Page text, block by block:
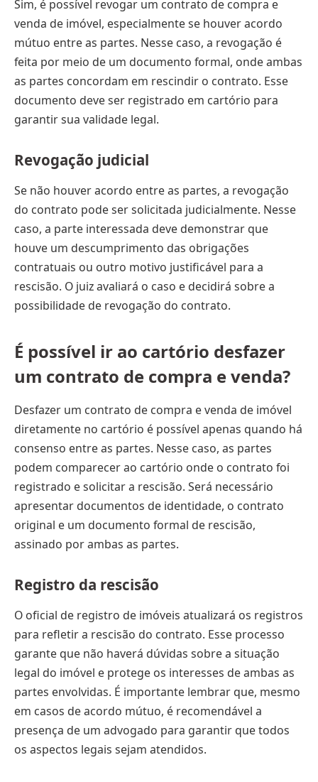
Sim, é possível revogar um contrato de compra e
venda de imóvel, especialmente se houver acordo
mútuo entre as partes. Nesse caso, a revogação é
feita por meio de um documento formal, onde ambas
as partes concordam em rescindir o contrato. Esse
documento deve ser registrado em cartório para
garantir sua validade legal.
Revogação judicial
Se não houver acordo entre as partes, a revogação
do contrato pode ser solicitada judicialmente. Nesse
caso, a parte interessada deve demonstrar que
houve um descumprimento das obrigações
contratuais ou outro motivo justificável para a
rescisão. O juiz avaliará o caso e decidirá sobre a
possibilidade de revogação do contrato.
É possível ir ao cartório desfazer
um contrato de compra e venda?
Desfazer um contrato de compra e venda de imóvel
diretamente no cartório é possível apenas quando há
consenso entre as partes. Nesse caso, as partes
podem comparecer ao cartório onde o contrato foi
registrado e solicitar a rescisão. Será necessário
apresentar documentos de identidade, o contrato
original e um documento formal de rescisão,
assinado por ambas as partes.
Registro da rescisão
O oficial de registro de imóveis atualizará os registros
para refletir a rescisão do contrato. Esse processo
garante que não haverá dúvidas sobre a situação
legal do imóvel e protege os interesses de ambas as
partes envolvidas. É importante lembrar que, mesmo
em casos de acordo mútuo, é recomendável a
presença de um advogado para garantir que todos
os aspectos legais sejam atendidos.